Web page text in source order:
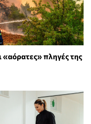
«αόρατες» πληγές της